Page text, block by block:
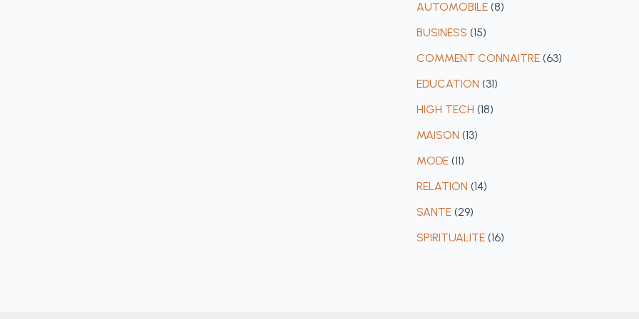
AUTOMOBILE (8)
BUSINESS (15)
COMMENT CONNAITRE (63)
EDUCATION (31)
HIGH TECH (18)
MAISON (13)
MODE (11)
RELATION (14)
SANTE (29)
SPIRITUALITE (16)